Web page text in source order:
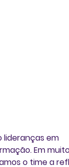
lideranças em
Em
o time a